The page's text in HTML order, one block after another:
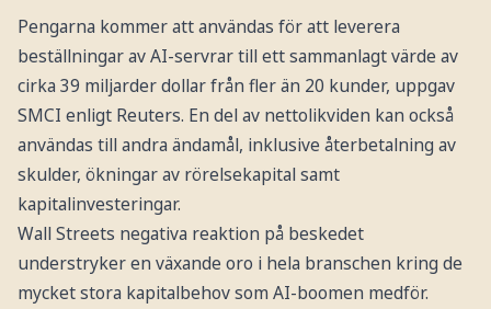
Pengarna kommer att användas för att leverera
beställningar av AI-servrar till ett sammanlagt värde av
cirka 39 miljarder dollar från fler än 20 kunder, uppgav
SMCI enligt Reuters. En del av nettolikviden kan också
användas till andra ändamål, inklusive återbetalning av
skulder, ökningar av rörelsekapital samt
kapitalinvesteringar.
Wall Streets negativa reaktion på beskedet
understryker en växande oro i hela branschen kring de
mycket stora kapitalbehov som AI-boomen medför.